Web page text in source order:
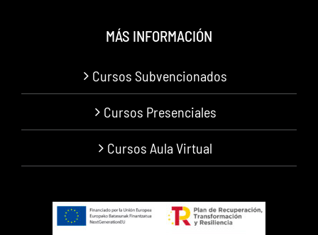
MÁS INFORMACIÓN
Cursos Subvencionados
Cursos Presenciales
Cursos Aula Virtual